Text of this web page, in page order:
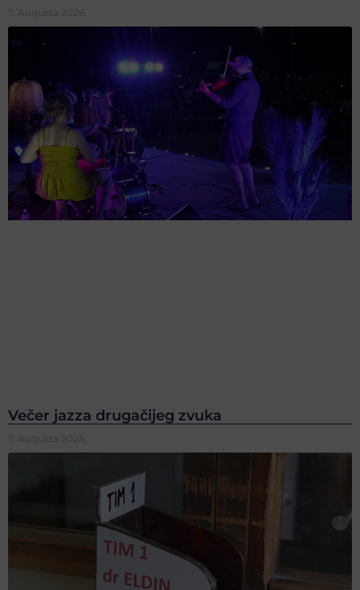
7. Augusta 2026.
Večer jazza drugačijeg zvuka
7. Augusta 2026.